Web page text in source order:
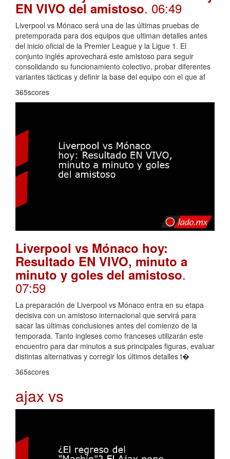
EN VIVO del amistoso. 06:49
Liverpool vs Mónaco será una de las últimas pruebas de
pretemporada para dos equipos que ultiman detalles antes
del inicio oficial de la Premier League y la Ligue 1. El
conjunto inglés aprovechará este amistoso para seguir
consolidando su funcionamiento colectivo, probar diferentes
variantes tácticas y definir la base del equipo con el que af
365scores
Liverpool vs Mónaco hoy:
Resultado EN VIVO, minuto a
minuto y goles del amistoso.
07:59
La preparación de Liverpool vs Mónaco entra en su etapa
decisiva con un amistoso internacional que servirá para
sacar las últimas conclusiones antes del comienzo de la
temporada. Tanto ingleses como franceses utilizarán este
encuentro para dar minutos a sus principales figuras, evaluar
distintas alternativas y corregir los últimos detalles t�
365scores
ajax vs